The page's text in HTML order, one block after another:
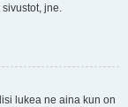
jne.
lukea ne aina kun on